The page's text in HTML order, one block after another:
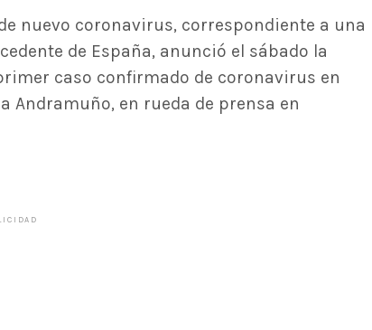
nuevo coronavirus, correspondiente a una
de España, anunció el sábado la
caso confirmado de coronavirus en
Andramuño, en rueda de prensa en